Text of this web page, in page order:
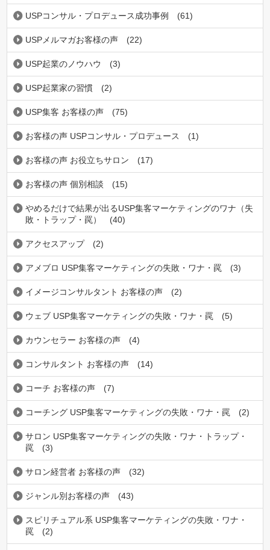
USPコンサル・プロデュース成功事例 (61)
USPメルマガお客様の声 (22)
USP起業のノウハウ (3)
USP起業家の習慣 (2)
USP集客 お客様の声 (75)
お客様の声 USPコンサル・プロデュース (1)
お客様の声 お役立ちサロン (17)
お客様の声 個別相談 (15)
やめるだけで結果が出るUSP集客マーケティングのワナ（失
敗・トラップ・罠）
(40)
アクセスアップ (2)
アメブロ USP集客マーケティングの失敗・ワナ・罠 (3)
イメージコンサルタント お客様の声 (2)
ウェブ USP集客マーケティングの失敗・ワナ・罠 (5)
カウンセラー お客様の声 (4)
コンサルタント お客様の声 (14)
コーチ お客様の声 (7)
コーチング USP集客マーケティングの失敗・ワナ・罠 (2)
サロン USP集客マーケティングの失敗・ワナ・トラップ・
罠
(3)
サロン経営者 お客様の声 (32)
ジャンル別お客様の声 (43)
スピリチュアル系 USP集客マーケティングの失敗・ワナ・
罠
(2)